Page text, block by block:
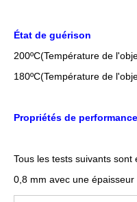
État de guérison
200ºC(Température de
180ºC(Température de
Propriétés de
Tous les tests suivants
0,8 mm avec une